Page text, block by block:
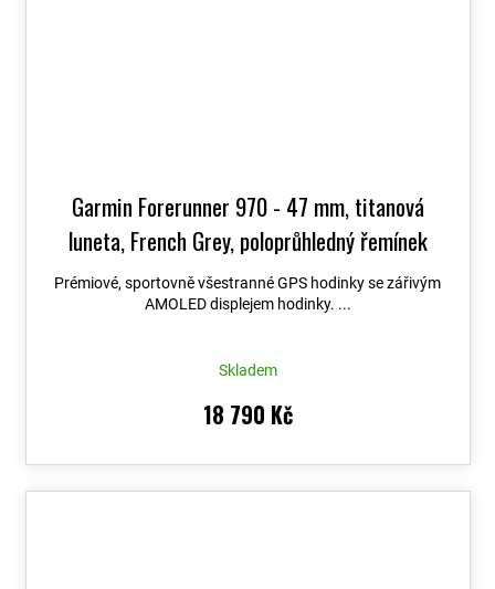
Garmin Forerunner 970 - 47 mm, titanová
luneta, French Grey, poloprůhledný řemínek
French Grey / Indigo 010-02969-12+ možnost
výměny do 90 dní + Topo Czech PRO Voucher
Prémiové, sportovně všestranné GPS hodinky se zářivým
AMOLED displejem hodinky. ...
Skladem
18 790 Kč